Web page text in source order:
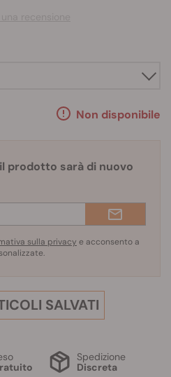
Non disponibile
prodotto sarà di nuovo
sulla privacy e acconsento a
SALVATI
Spedizione
Discreta